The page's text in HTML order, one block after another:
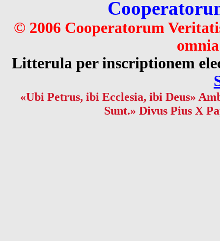
© 2006 Cooperatorum
Litterula per inscriptionem
«Ubi Petrus, ibi Ecclesia, ibi Deus»
Sunt.» Divus Pius X